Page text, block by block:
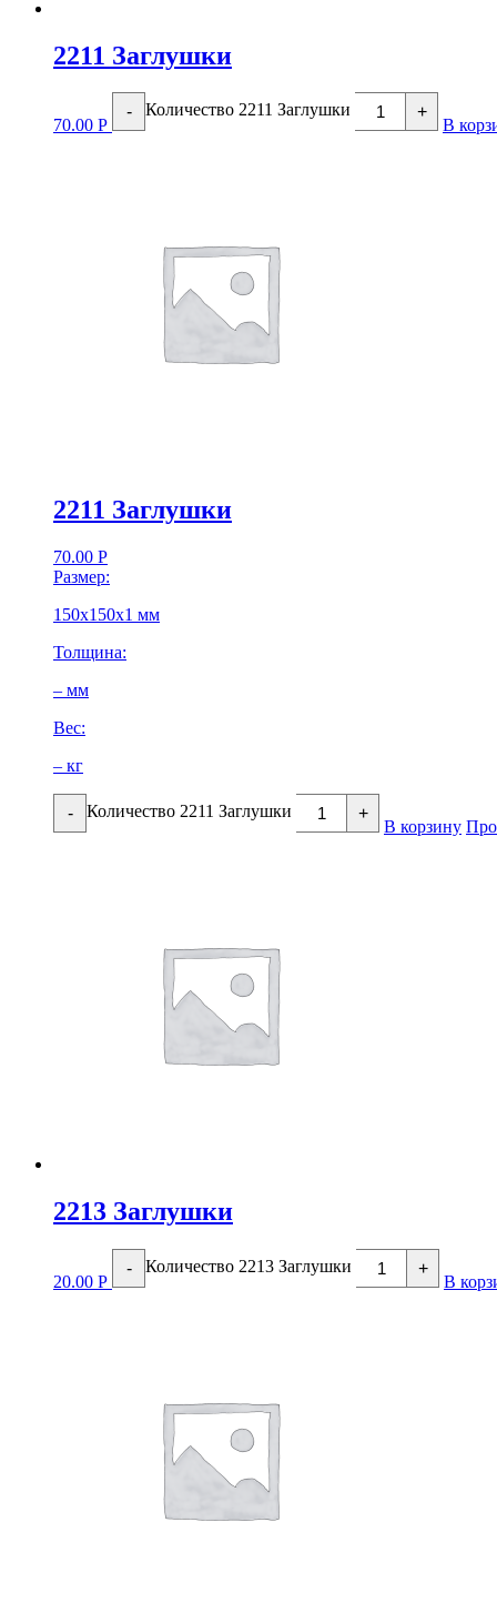
2211 Заглушки
70.00 Р
- Количество 2211 Заглушки +
В
2211 Заглушки
70.00 Р
Размер:
150х150х1 мм
Толщина:
– мм
Вес:
– кг
- Количество 2211 Заглушки +
В корзину
2213 Заглушки
20.00 Р
- Количество 2213 Заглушки +
В